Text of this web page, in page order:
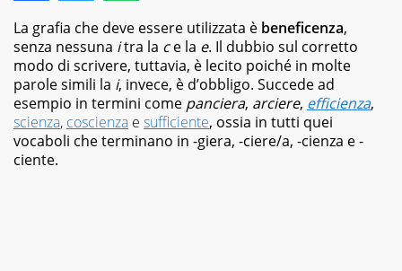
copywriter
per
case
editrici,
magazine
e
siti
web,
La grafia che deve essere utilizzata è beneficenza,
senza nessuna itra la ce la e. Il dubbio sul corretto
modo di scrivere, tuttavia, è lecito poiché in molte
parole simili la i, invece, è d’obbligo. Succede ad
esempio in termini come panciera, arciere, efficienza,
scienza, coscienza e sufficiente, ossia in tutti quei
vocaboli che terminano in -giera, -ciere/a, -cienza e -
ciente.